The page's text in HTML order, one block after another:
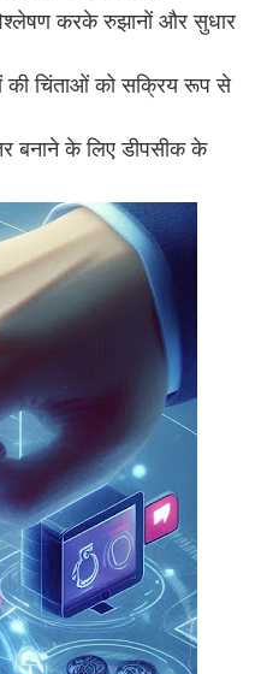
करके रुझानों और सुधार
की चिंताओं को सक्रिय रूप से
बनाने के लिए डीपसीक के